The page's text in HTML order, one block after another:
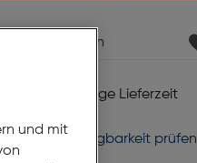
vereinbaren
6 bis 8 Werktage Lieferzeit
in
Verfügbarkeit prüfen
und mit